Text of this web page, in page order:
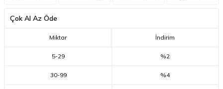
Çok Al Az Öde
Miktar İndirim
5-29 %2
30-99 %4